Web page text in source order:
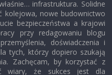
infrastruktura. Solidne
kolejowa, nowe budownictwo
bezpieczeństwa a krajowi
przy redagowaniu blogu
doświadczenia i
tych, którzy dopiero szukają
Zachęcam, by korzystać z
wiary, że sukces jest dla